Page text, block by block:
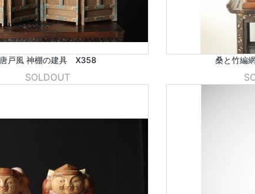
唐戸風 神棚の建具 X358
SOLDOUT
桑と竹編